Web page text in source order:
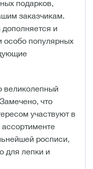
подарков,
заказчикам.
и
особо популярных
великолепный
что
участвуют в
росписи,
для лепки и